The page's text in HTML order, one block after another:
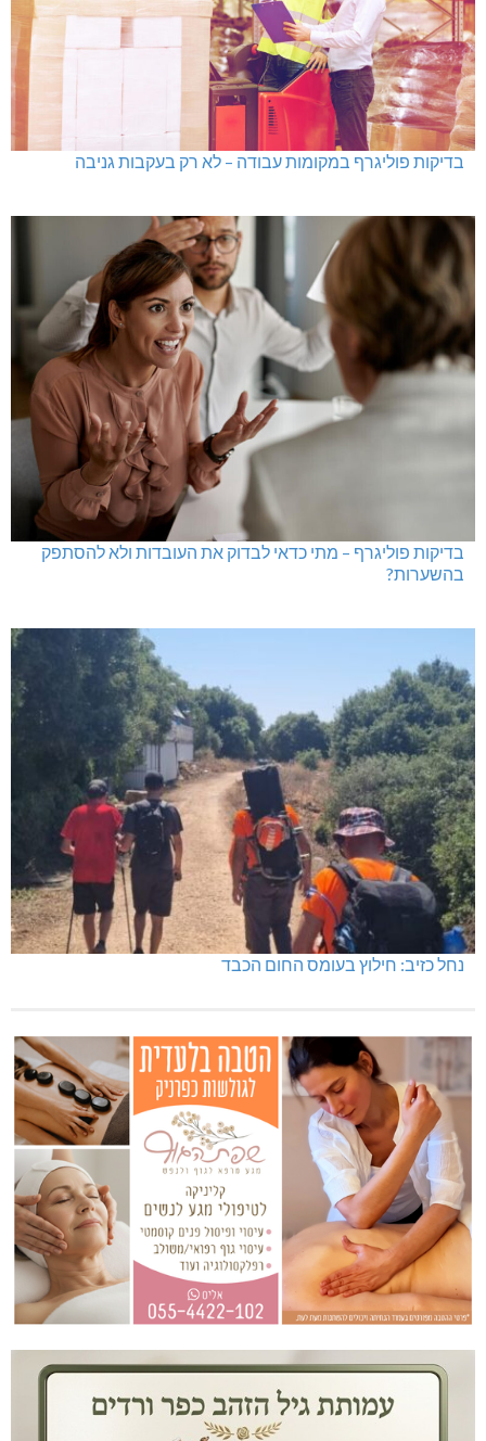
בדיקות פוליגרף במקומות עבודה – לא רק בעקבות גניבה
בדיקות פוליגרף – מתי כדאי לבדוק את העובדות ולא להסתפק
בהשערות?
נחל כזיב: חילוץ בעומס החום הכבד